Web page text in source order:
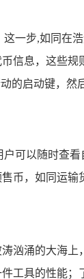
一步,如同在
信息，这些规
的启动键，然
可以随时查
币，如同运
汹涌的大海
工具的性能；